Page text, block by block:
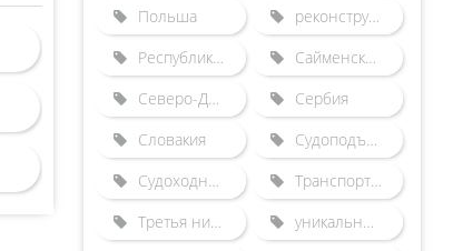
Польша
реконструкция Городецкого гидроузла
Республика Беларусь
Сайменский канал
Северо-Двинская шлюзованная система
Сербия
Словакия
Судоподъемники
Судоходные каналы
Транспортные происшествия
Третья нитка Городецкого шлюза
уникальные гидротехнические сооружения